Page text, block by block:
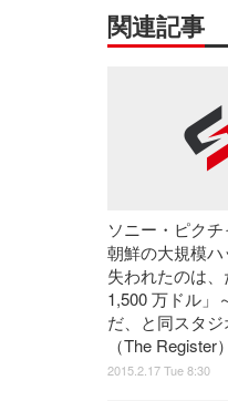
関連記事
ソニー・ピク
朝鮮の大規模
失われたのは
1,500 万ドル」
だ、と同スタジ
（The Register）
2015.2.17 Tue 8:30